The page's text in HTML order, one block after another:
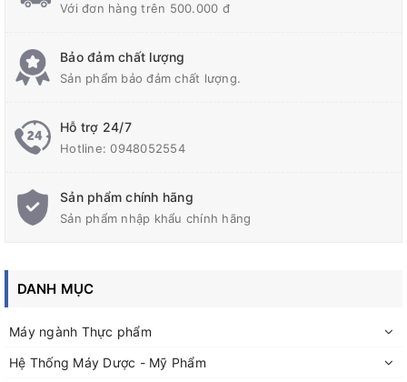
lít inox 304
Đức Bảo chuyên thiết kế, gia công các loại bồn chứa, bồn
phẩm,....đến các bồn chứa vi sinh trong ngành dược và thực
Với đơn hàng trên 500.000 đ
Bảo đảm chất lượng
Sản phẩm bảo đảm chất lượng.
Hỗ trợ 24/7
Hotline:0948052554
Sản phẩm chính hãng
Sản phẩm nhập khẩu chính hãng
DANH MỤC
Máy ngành Thực phẩm
Hệ Thống Máy Dược - Mỹ Phẩm